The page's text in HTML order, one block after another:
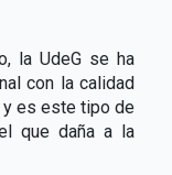
la UdeG se ha
con la calidad
y es este tipo de
que daña a la